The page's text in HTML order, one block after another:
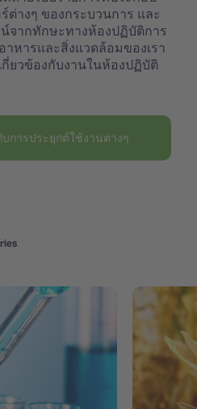
ต่างๆ ของกระบวนการ และ
จากทักษะทางห้องปฏิบัติการ
าหารและสิ่งแวดล้อมของเรา
ยวข้องกับงานในห้องปฏิบัติ
บการประยุกต์ใช้งานต่างๆ